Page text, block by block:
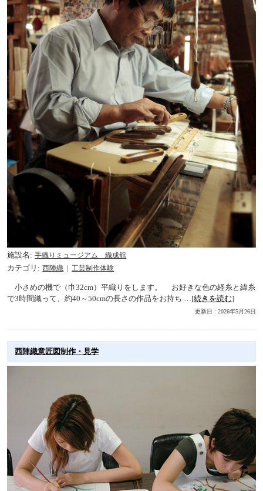
施設名
手織りミュージアム 織成舘
カテゴリ
西陣織 工芸制作体験
小さめの機で（巾32cm）平織りをします。 お好きな色の経糸と緯糸
で3時間織って、約40～50cmの長さの作品をお持ち …[続きを読む]
更新日 : 2026年5月26日
西陣織意匠図制作・見学